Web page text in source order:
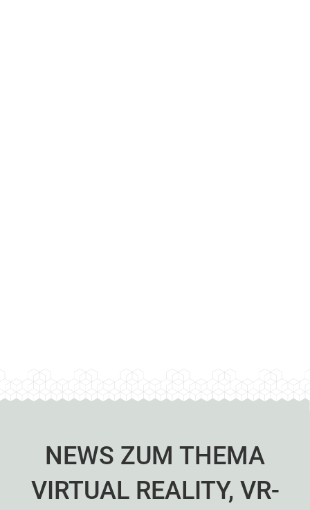
NEWS ZUM THEMA
VIRTUAL REALITY, VR-